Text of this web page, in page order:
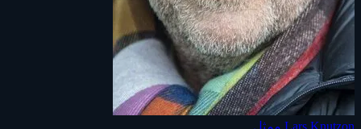
Lars Knutzon ممثل